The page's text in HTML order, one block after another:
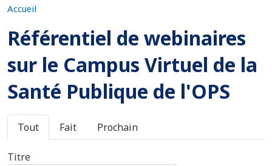
Accueil
Référentiel de webinaires
sur le Campus Virtuel de la
Santé Publique de l'OPS
Onglets principaux
Tout Fait Prochain
Titre